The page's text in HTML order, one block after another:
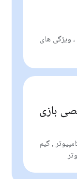
، ویژگی های
بازی
, گیم